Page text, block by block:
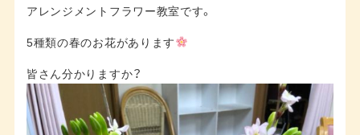
アレンジメントフラワー教室です。
5種類の春のお花があります
皆さん分かりますか？